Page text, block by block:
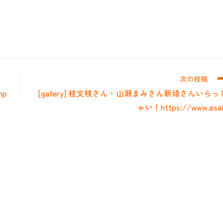
次の投稿
[gallery] 桂文枝さん・山瀬まみさん新婚さんいらっ
ゃい！https://